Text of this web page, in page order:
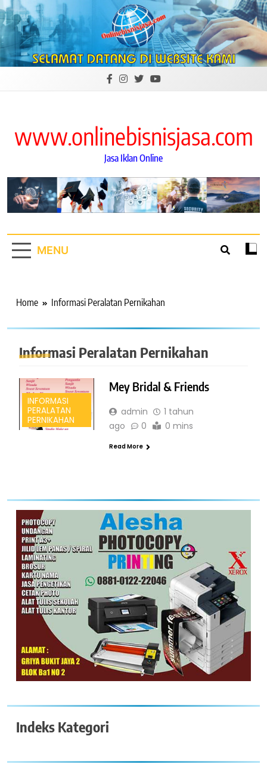
Skip
to
content
www.onlinebisnisjasa.com
Jasa Iklan Online
MENU
Home Informasi Peralatan Pernikahan
Informasi Peralatan Pernikahan
INFORMASI
PERALATAN
PERNIKAHAN
Mey Bridal & Friends
admin
1 tahun
ago
0 0 mins
Read More
Indeks Kategori